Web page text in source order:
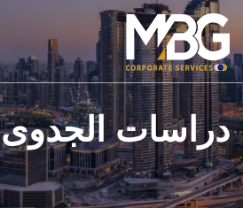
دراسات الجدوى